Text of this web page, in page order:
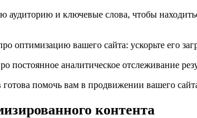
аудиторию и ключевые слова, чтобы
оптимизацию вашего сайта: ускорьте его
постоянное аналитическое отслеживание
помочь вам в продвижении вашего
контента